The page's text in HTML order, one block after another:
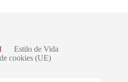
Estilo de Vida
cookies (UE)